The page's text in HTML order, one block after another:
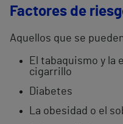
Factores de
Aquellos que se
El tabaquismo y la
cigarrillo
Diabetes
La obesidad o el